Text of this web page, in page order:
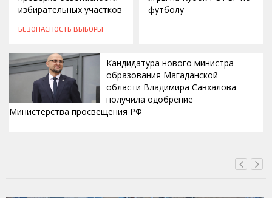
избирательных участков
БЕЗОПАСНОСТЬ ВЫБОРЫ
футболу
Кандидатура нового министра
образования Магаданской
области Владимира Савхалова
получила одобрение
Министерства просвещения РФ